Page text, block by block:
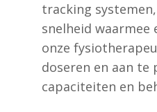
tracking
snelheid
onze
doseren en aan te
capaciteiten en